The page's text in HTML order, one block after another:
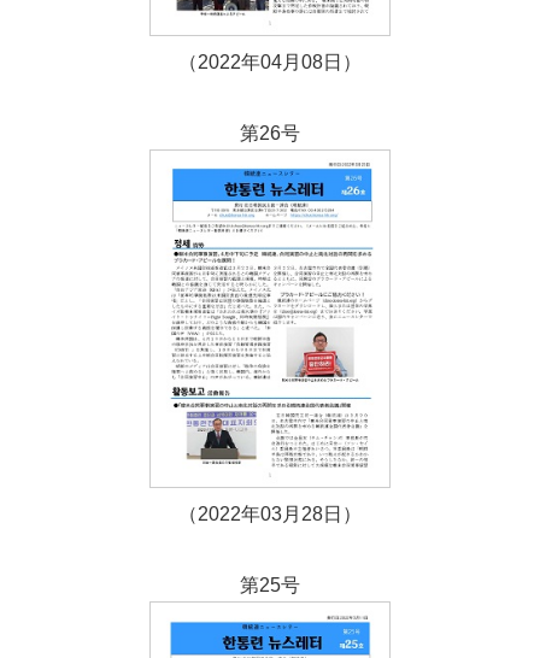
（2022年04月08日）
第26号
（2022年03月28日）
第25号